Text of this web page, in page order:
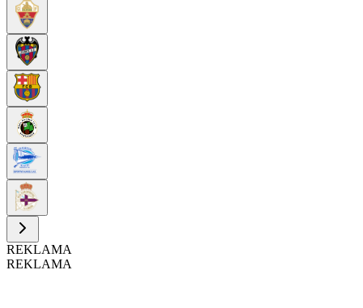
REKLAMA
REKLAMA